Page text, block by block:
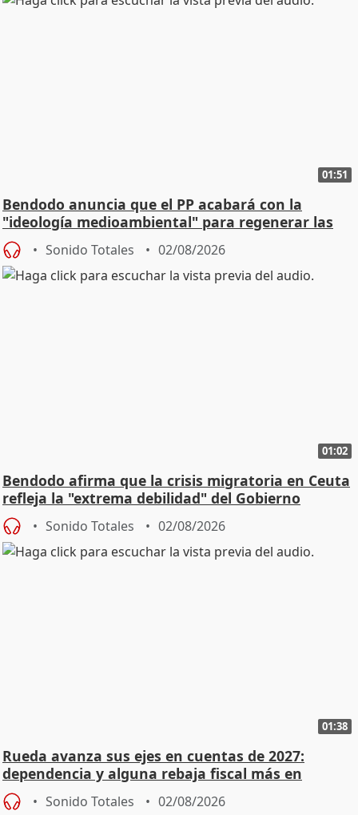
01:51
Bendodo anuncia que el PP acabará con la
"ideología medioambiental" para regenerar las
playas
Sonido Totales 02/08/2026
01:02
Bendodo afirma que la crisis migratoria en Ceuta
refleja la "extrema debilidad" del Gobierno
Sonido Totales 02/08/2026
01:38
Rueda avanza sus ejes en cuentas de 2027:
dependencia y alguna rebaja fiscal más en
vivienda
Sonido Totales 02/08/2026